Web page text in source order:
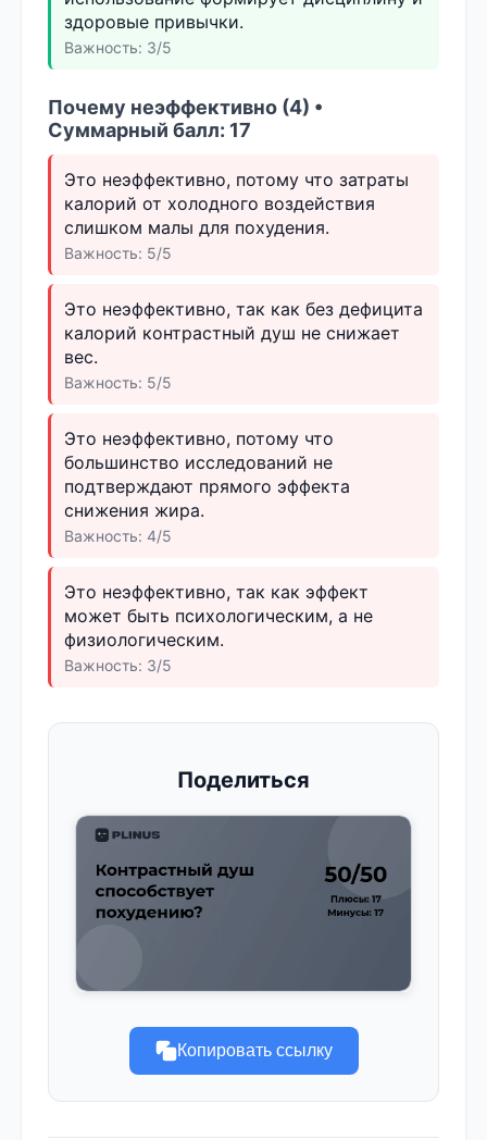
здоровые привычки.
Важность: 3/5
Почему неэффективно (4) •
Суммарный балл: 17
Это неэффективно, потому что затраты
калорий от холодного воздействия
слишком малы для похудения.
Важность: 5/5
Это неэффективно, так как без дефицита
калорий контрастный душ не снижает
вес.
Важность: 5/5
Это неэффективно, потому что
большинство исследований не
подтверждают прямого эффекта
снижения жира.
Важность: 4/5
Это неэффективно, так как эффект
может быть психологическим, а не
физиологическим.
Важность: 3/5
Поделиться
Копировать ссылку